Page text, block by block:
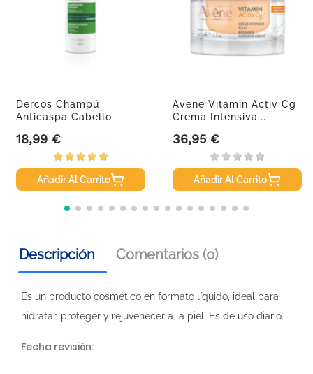
Dercos Champú
Anticaspa Cabello
Precio
18,99 €
Añadir Al Carrito
Avene Vitamin Activ Cg
Crema Intensiva...
Precio
36,95 €
Añadir Al Carrito
Descripción Comentarios (0)
Es un producto cosmético en formato líquido, ideal para
hidratar, proteger y rejuvenecer a la piel. Es de uso diario.
Fecha revisión: